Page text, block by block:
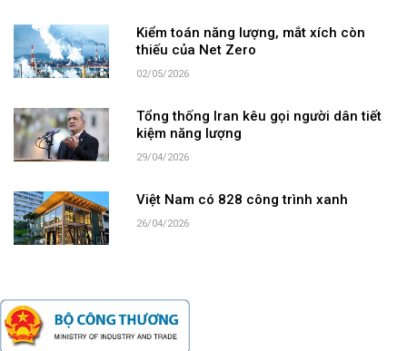
Kiểm toán năng lượng, mắt xích còn
thiếu của Net Zero
02/05/2026
Tổng thống Iran kêu gọi người dân tiết
kiệm năng lượng
29/04/2026
Việt Nam có 828 công trình xanh
26/04/2026